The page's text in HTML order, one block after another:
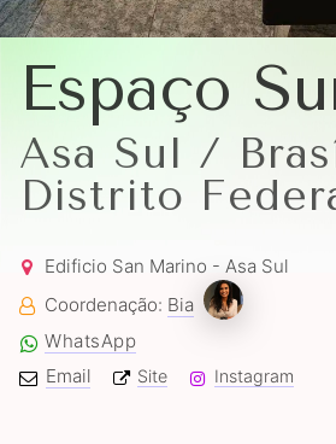
Espaço
Asa Sul /
Distrito
Edificio San Marino - Asa Sul
Coordenação: Bia
WhatsApp
Email
Site Instagram